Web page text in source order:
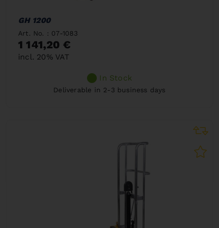
GH 1200
Art. No. : 07-1083
1 141,20 €
incl. 20% VAT
In Stock
Deliverable in 2-3 business days